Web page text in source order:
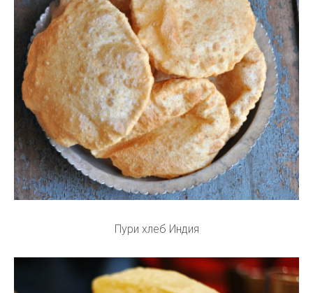
Пури хлеб Индия